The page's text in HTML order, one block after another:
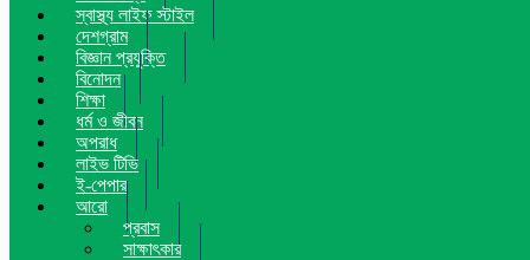
স্বাস্থ্য লাইফ স্টাইল
দেশগ্রাম
বিজ্ঞান প্রযুক্তি
বিনোদন
শিক্ষা
ধর্ম ও জীবন
অপরাধ
লাইভ টিভি
ই-পেপার
আরো
প্রবাস
সাক্ষাৎকার